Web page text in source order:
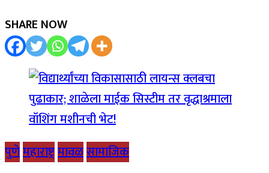
SHARE NOW
पुणेमहाराष्ट्रमावळसामाजिक